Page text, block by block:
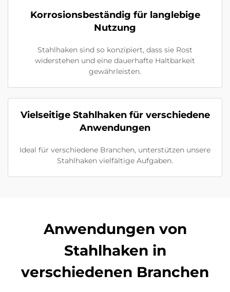
Korrosionsbeständig für langlebige
Nutzung
Stahlhaken sind so konzipiert, dass sie Rost
widerstehen und eine dauerhafte Haltbarkeit
gewährleisten.
Vielseitige Stahlhaken für verschiedene
Anwendungen
Ideal für verschiedene Branchen, unterstützen unsere
Stahlhaken vielfältige Aufgaben.
Anwendungen von
Stahlhaken in
verschiedenen Branchen